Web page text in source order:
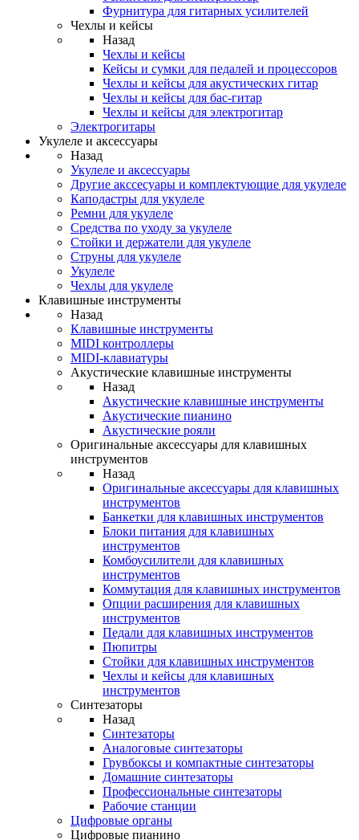
Фурнитура для гитарных усилителей
Чехлы и кейсы
Назад
Чехлы и кейсы
Кейсы и сумки для педалей и процессоров
Чехлы и кейсы для акустических гитар
Чехлы и кейсы для бас-гитар
Чехлы и кейсы для электрогитар
Электрогитары
Укулеле и аксессуары
Назад
Укулеле и аксессуары
Другие акссесуары и комплектующие для укулеле
Каподастры для укулеле
Ремни для укулеле
Средства по уходу за укулеле
Стойки и держатели для укулеле
Струны для укулеле
Укулеле
Чехлы для укулеле
Клавишные инструменты
Назад
Клавишные инструменты
MIDI контроллеры
MIDI-клавиатуры
Акустические клавишные инструменты
Назад
Акустические клавишные инструменты
Акустические пианино
Акустические рояли
Оригинальные аксессуары для клавишных
инструментов
Назад
Оригинальные аксессуары для клавишных
инструментов
Банкетки для клавишных инструментов
Блоки питания для клавишных
инструментов
Комбоусилители для клавишных
инструментов
Коммутация для клавишных инструментов
Опции расширения для клавишных
инструментов
Педали для клавишных инструментов
Пюпитры
Стойки для клавишных инструментов
Чехлы и кейсы для клавишных
инструментов
Синтезаторы
Назад
Синтезаторы
Аналоговые синтезаторы
Грувбоксы и компактные синтезаторы
Домашние синтезаторы
Профессиональные синтезаторы
Рабочие станции
Цифровые органы
Цифровые пианино